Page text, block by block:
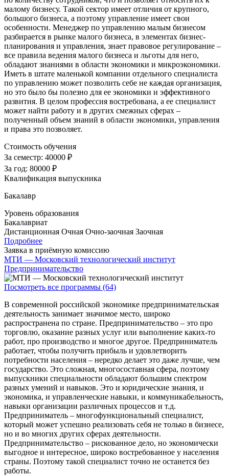
малому бизнесу. Такой сектор имеет отличия от крупного,
большого бизнеса, а поэтому управление имеет свои
особенности. Менеджер по управлению малым бизнесом
разбирается в рынке малого бизнеса, в элементах бизнес-
планирования и управления, знает правовое регулирование –
все правила ведения малого бизнеса и льготы для него,
обладают знаниями в области экономики и микроэкономики.
Иметь в штате маленькой компании отдельного специалиста
по управлению может позволить себе не каждая организация,
но это было бы полезно для ее экономики и эффективного
развития. В целом профессия востребована, а ее специалист
может найти работу и в других смежных сферах –
полученный объем знаний в области экономики, управления
и права это позволяет.
Стоимость обучения
За семестр: 40000 ₽
За год: 80000 ₽
Квалификация выпускника
Бакалавр
Уровень образования
Бакалавриат
Дистанционная Очная Очно-заочная Заочная
Подробнее
Заявка в приёмную комиссию
МТИ — Московский технологический институт
Предпринимательство
Посмотреть все программы (64)
В современной российской экономике предпринимательская
деятельность занимает значимое место, широко
распространена по стране. Предпринимательство – это про
торговлю, оказание разных услуг или выполнение каких-то
работ, про производство и многое другое. Предприниматель
работает, чтобы получить прибыль и удовлетворить
потребности населения – нередко делает это даже лучше, чем
государство. Это сложная, многосоставная сфера, поэтому
выпускники специальности обладают большим спектром
разных умений и навыков. Это и юридические знания, и
экономика, и управленческие навыки, и коммуникабельность,
навыки организации различных процессов и т.д.
Предприниматель – многофункциональный специалист,
который может успешно реализовать себя не только в бизнесе,
но и во многих других сферах деятельности.
Предпринимательство – рискованное дело, но экономически
выгодное и интересное, широко востребованное у населения
страны. Поэтому такой специалист точно не останется без
работы.